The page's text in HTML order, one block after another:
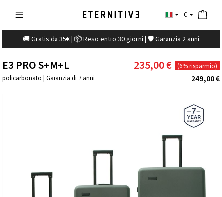
€
🚚 Gratis da 35€ | 📦 Reso entro 30 giorni | 🛡️ Garanzia 2 anni
E3 PRO S+M+L
policarbonato | Garanzia di 7 anni
235,00 € (6% risparmio)
249,00 €